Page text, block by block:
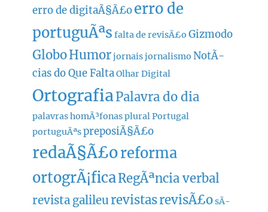
erro de digitaÃ§Ã£oerro de
portuguÃªs falta de revisÃ£o Gizmodo
GloboHumorjornaisjornalismo NotÃ­
cias do Que FaltaOlhar Digital
OrtografiaPalavra do dia
palavras homÃ³fonaspluralPortugal
portuguÃªspreposiÃ§Ã£o
redaÃ§Ã£oreforma
ortogrÃ¡ficaRegÃªncia verbal
revista galileurevistasrevisÃ£osÃ­